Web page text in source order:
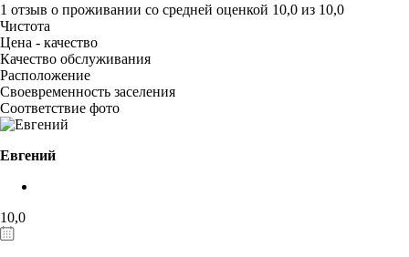
1 отзыв о проживании со средней оценкой 10,0 из 10,0
Чистота
Цена - качество
Качество обслуживания
Расположение
Своевременность заселения
Соответствие фото
Евгений
10,0